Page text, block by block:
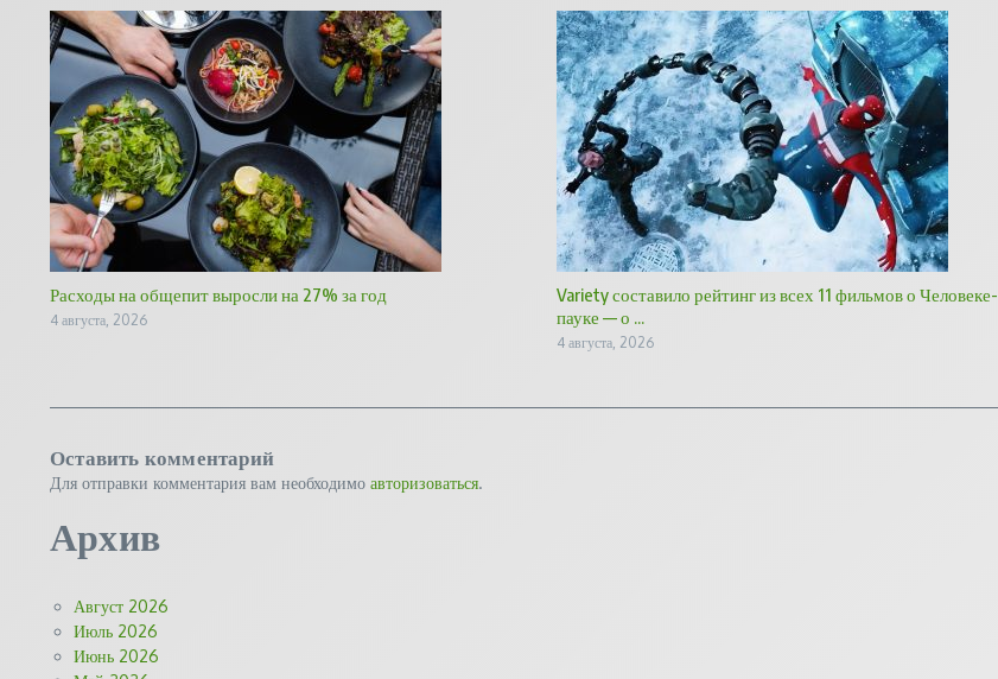
Расходы на общепит выросли на 27% за год
4 августа, 2026
Variety составило рейтинг из всех 11 фильмов о Человеке-
пауке — о ...
4 августа, 2026
Оставить комментарий
Для отправки комментария вам необходимо авторизоваться.
Архив
Август 2026
Июль 2026
Июнь 2026